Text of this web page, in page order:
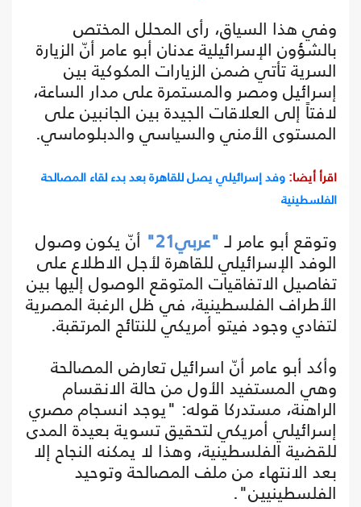
وفي هذا السياق، رأى المحلل المختص
بالشؤون الإسرائيلية عدنان أبو عامر أنّ الزيارة
السرية تأتي ضمن الزيارات المكوكية بين
إسرائيل ومصر والمستمرة على مدار الساعة،
لافتاً إلى العلاقات الجيدة بين الجانبين على
المستوى الأمني والسياسي والدبلوماسي.
اقرأ أيضا: وفد إسرائيلي يصل للقاهرة بعد بدء لقاء المصالحة
الفلسطينية
وتوقع أبو عامر لـ "عربي21" أنّ يكون وصول
الوفد الإسرائيلي للقاهرة لأجل الاطلاع على
تفاصيل الاتفاقيات المتوقع الوصول إليها بين
الأطراف الفلسطينية، في ظل الرغبة المصرية
لتفادي وجود فيتو أمريكي للنتائج المرتقبة.
وأكد أبو عامر أنّ اسرائيل تعارض المصالحة
وهي المستفيد الأول من حالة الانقسام
الراهنة، مستدركا قوله: "يوجد انسجام مصري
إسرائيلي أمريكي لتحقيق تسوية بعيدة المدى
للقضية الفلسطينية، وهذا لا يمكنه النجاح إلا
بعد الانتهاء من ملف المصالحة وتوحيد
الفلسطينيين".